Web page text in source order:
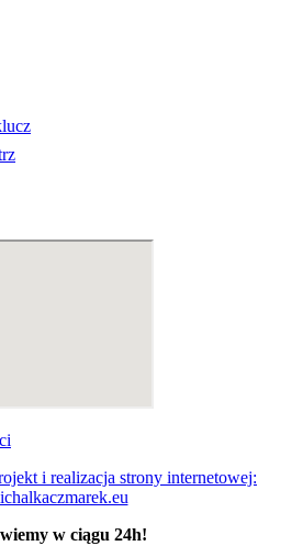
i realizacja strony internetowej:
w ciągu 24h!